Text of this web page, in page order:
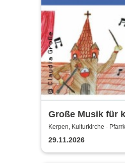
Große Musik für
Kerpen, Kulturkirche -
29.11.2026